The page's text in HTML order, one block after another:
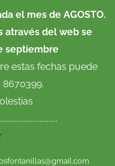
el mes de AGOSTO.
através del web se
septiembre
estas fechas puede